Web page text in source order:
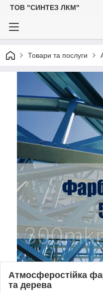
ТОВ "СИНТЕЗ ЛКМ"
Товари та послуги
Атмосферостійка
та дерева